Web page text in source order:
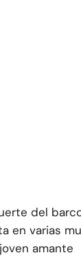
del
en varias
amante